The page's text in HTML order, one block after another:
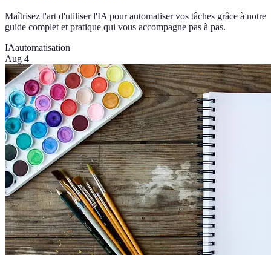
Maîtrisez l'art d'utiliser l'IA pour automatiser vos tâches grâce à notre
guide complet et pratique qui vous accompagne pas à pas.
IAautomatisation
Aug 4